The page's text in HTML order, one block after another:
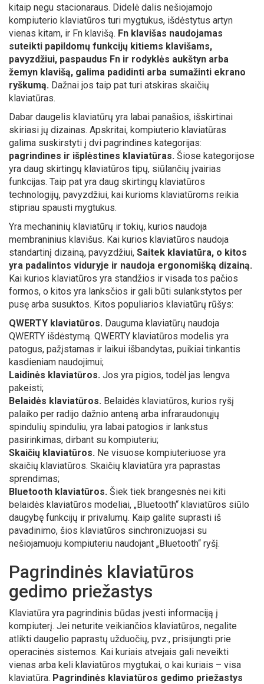
kitaip negu stacionaraus. Didelė dalis nešiojamojo
kompiuterio klaviatūros turi mygtukus, išdėstytus artyn
vienas kitam, ir Fn klavišą. Fn klavišas naudojamas
suteikti papildomų funkcijų kitiems klavišams,
pavyzdžiui, paspaudus Fn ir rodyklės aukštyn arba
žemyn klavišą, galima padidinti arba sumažinti ekrano
ryškumą. Dažnai jos taip pat turi atskiras skaičių
klaviatūras.
Dabar daugelis klaviatūrų yra labai panašios, išskirtinai
skiriasi jų dizainas. Apskritai, kompiuterio klaviatūras
galima suskirstyti į dvi pagrindines kategorijas:
pagrindines ir išplėstines klaviatūras. Šiose kategorijose
yra daug skirtingų klaviatūros tipų, siūlančių įvairias
funkcijas. Taip pat yra daug skirtingų klaviatūros
technologijų, pavyzdžiui, kai kurioms klaviatūroms reikia
stipriau spausti mygtukus.
Yra mechaninių klaviatūrų ir tokių, kurios naudoja
membraninius klavišus. Kai kurios klaviatūros naudoja
standartinį dizainą, pavyzdžiui, Saitek klaviatūra, o kitos
yra padalintos viduryje ir naudoja ergonomišką dizainą.
Kai kurios klaviatūros yra standžios ir visada tos pačios
formos, o kitos yra lanksčios ir gali būti sulankstytos per
pusę arba susuktos. Kitos populiarios klaviatūrų rūšys:
QWERTY klaviatūros. Dauguma klaviatūrų naudoja
QWERTY išdėstymą. QWERTY klaviatūros modelis yra
patogus, pažįstamas ir laikui išbandytas, puikiai tinkantis
kasdieniam naudojimui;
Laidinės klaviatūros. Jos yra pigios, todėl jas lengva
pakeisti;
Belaidės klaviatūros. Belaidės klaviatūros, kurios ryšį
palaiko per radijo dažnio anteną arba infraraudonųjų
spindulių spinduliu, yra labai patogios ir lankstus
pasirinkimas, dirbant su kompiuteriu;
Skaičių klaviatūros. Ne visuose kompiuteriuose yra
skaičių klaviatūros. Skaičių klaviatūra yra paprastas
sprendimas;
Bluetooth klaviatūros. Šiek tiek brangesnės nei kiti
belaidės klaviatūros modeliai, „Bluetooth“ klaviatūros siūlo
daugybę funkcijų ir privalumų. Kaip galite suprasti iš
pavadinimo, šios klaviatūros sinchronizuojasi su
nešiojamuoju kompiuteriu naudojant „Bluetooth“ ryšį.
Pagrindinės klaviatūros
gedimo priežastys
Klaviatūra yra pagrindinis būdas įvesti informaciją į
kompiuterį. Jei neturite veikiančios klaviatūros, negalite
atlikti daugelio paprastų užduočių, pvz., prisijungti prie
operacinės sistemos. Kai kuriais atvejais gali neveikti
vienas arba keli klaviatūros mygtukai, o kai kuriais – visa
klaviatūra. Pagrindinės klaviatūros gedimo priežastys